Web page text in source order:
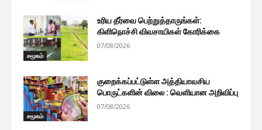
சமூகம்
உரிய தீர்வை பெற்றுத்தாருங்கள்:
கிளிநொச்சி விவசாயிகள் கோரிக்கை
07/08/2026
சமூகம்
குறைக்கப்பட்டுள்ள அத்தியாவசிய
பொருட்களின் விலை : வெளியான அறிவிப்பு
07/08/2026